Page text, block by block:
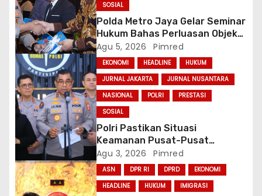
SOSIAL
Polda Metro Jaya Gelar Seminar
Hukum Bahas Perluasan Objek
Praperadilan dalam KUHAP Baru
Agu 5, 2026 Pimred
EKONOMI HEADLINE
HUKUM
JURNAL JAKARTA
JURNAL NUSANTARA
NASIONAL
POLRI
PRESTASI
SOSIAL
Polri Pastikan Situasi
Keamanan Pusat-Pusat
Ekonomi Nasional Tetap
Kondusif
Agu 3, 2026 Pimred
ASN DPR RI DPRD
EKONOMI
HEADLINE
HUKUM
IMIGRASI